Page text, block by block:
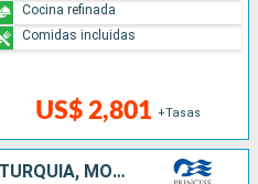
US$ 2,801 +Tasas
Cocina refinada
Comidas incluidas
ESPAÑA, FRANCIA, ITALIA, TURQUÍA, MONTENEGRO, GRECIA